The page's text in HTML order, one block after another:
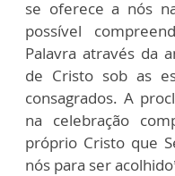
se oferece a nós
possível
Palavra através da
de Cristo sob as
consagrados. A
na celebração
próprio Cristo que
nós para ser